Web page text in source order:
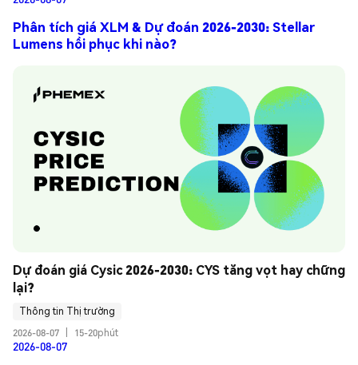
Phân tích giá XLM & Dự đoán 2026-2030: Stellar
Lumens hồi phục khi nào?
Dự đoán giá Cysic 2026-2030: CYS tăng vọt hay chững
lại?
Thông tin Thị trường
2026-08-07
15-20phút
2026-08-07